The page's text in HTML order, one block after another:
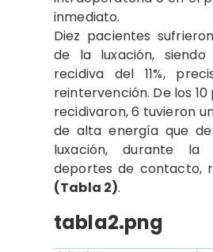
inmediato.
Diez pacientes
de la luxación,
recidiva del 11%,
reintervención. De los
recidivaron, 6 tuvieron
de alta energía que
luxación, durante
deportes de contacto,
(Tabla 2).
tabla2.png